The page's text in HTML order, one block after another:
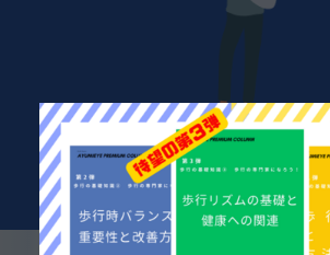
機能・使い方について